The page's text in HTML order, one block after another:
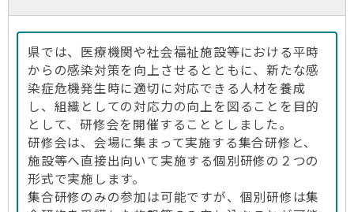
県では、医療機関や社会福祉施設等における平時
からの感染対策を向上させるとともに、新たな感
染症危機発生時に適切に対応できる人材を養成
し、組織としての対応力の向上を図ることを目的
として、研修会を開催することとしました。
研修会は、会場に集まって実施する集合研修と、
施設等へ直接出向いて実施する個別研修の２つの
形式で実施します。
集合研修のみの参加は可能ですが、個別研修は集